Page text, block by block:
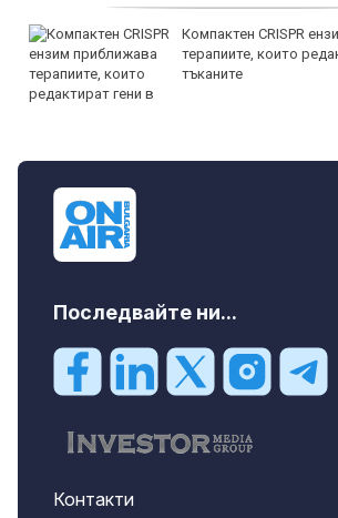
Компактен CRISPR
терапиите, които
тъканите
Последвайте ни...
Контакти